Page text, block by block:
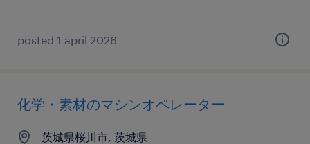
posted 1 april 2026
化学・素材のマシンオペレーター
茨城県桜川市, 茨城県